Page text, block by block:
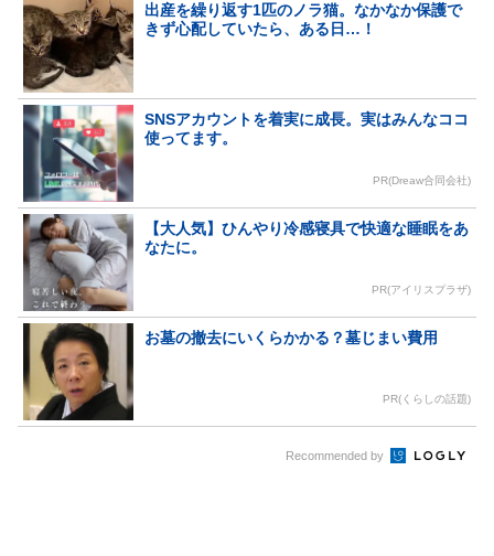
出産を繰り返す1匹のノラ猫。なかなか保護で
きず心配していたら、ある日…！
SNSアカウントを着実に成長。実はみんなココ
使ってます。
PR(Dreaw合同会社)
【大人気】ひんやり冷感寝具で快適な睡眠をあ
なたに。
PR(アイリスプラザ)
お墓の撤去にいくらかかる？墓じまい費用
PR(くらしの話題)
Recommended by